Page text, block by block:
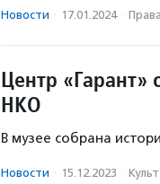
Новости · 17.01.2024 ·
Центр «Гарант»
НКО
В музее собрана
Новости · 15.12.2023 ·